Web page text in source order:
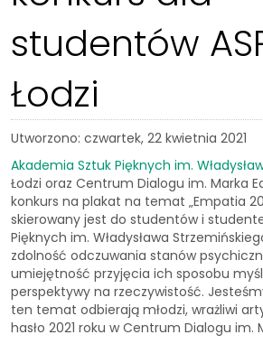
studentów
Łodzi
Utworzono: czwartek, 22 kwietnia 2021
Akademia Sztuk Pięknych im.
Łodzi oraz Centrum Dialogu im. Marka
konkurs na plakat na temat „Empatia
skierowany jest do studentów i
Pięknych im. Władysława
zdolność odczuwania stanów
umiejętność przyjęcia ich sposobu
perspektywy na rzeczywistość.
ten temat odbierają młodzi, wrażliwi
hasło 2021 roku w Centrum Dialogu im.